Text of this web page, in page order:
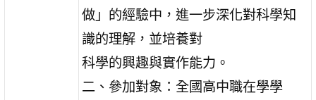
做」的經驗中，進一步深化對科學知
識的理解，並培養對
科學的興趣與實作能力。
二、參加對象：全國高中職在學學